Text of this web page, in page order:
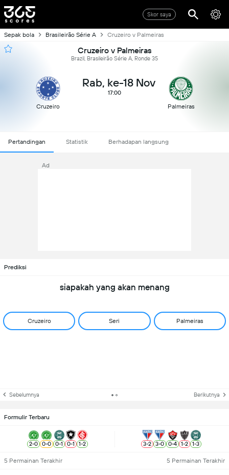
Skor saya
Sepak bola Brasileirão Série A Cruzeiro v Palmeiras
Cruzeiro v Palmeiras
Brazil, Brasileirão Série A, Ronde 35
Cruzeiro
Rab, ke-18 Nov
17:00
Palmeiras
Pertandingan Statistik Berhadapan langsung
Ad
Prediksi
siapakah yang akan menang
Cruzeiro Seri Palmeiras
Sebelumnya Berikutnya
Formulir Terbaru
2-0 0-0 0-1 0-1 1-2 3-2 3-0 0-4 1-2 1-3
5 Permainan Terakhir 5 Permainan Terakhir